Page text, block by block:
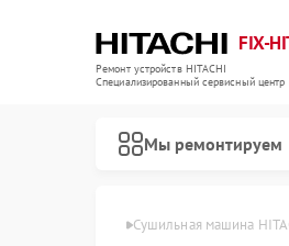
FIX-
Ремонт устройств HITACHI
Специализированный cервисный центр
Мы ремонтируем
Сушильная машина